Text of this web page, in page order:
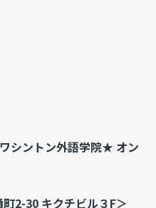
シントン外語学院★ オン
2-30 キクチビル３F＞